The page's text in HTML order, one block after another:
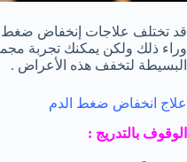
قد تختلف علاجات إنخفاض ضغط
وراء ذلك ولكن يمكنك تجربة
البسيطة لتخفف هذه الأعراض .
علاج انخفاض ضغط الدم
الوقوف بالتدريج :